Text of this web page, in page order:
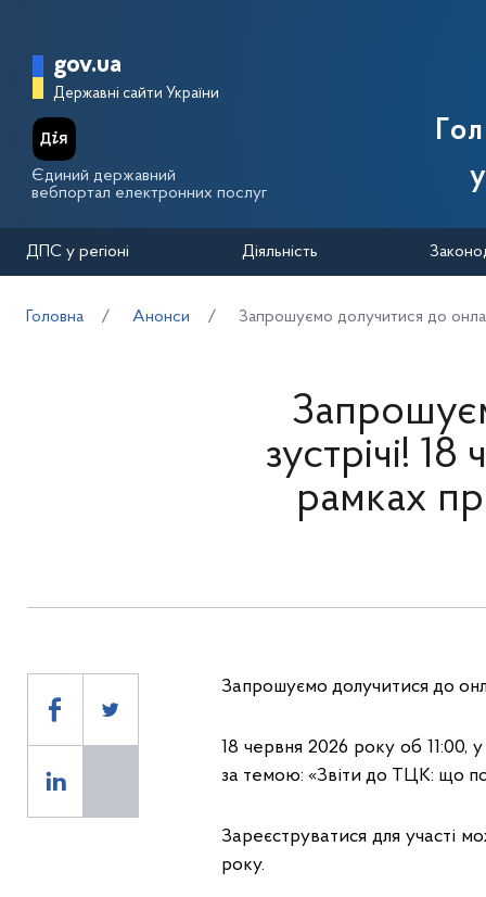
Головна сторінка Державної
gov.ua
Державні сайти України
Єдиний державний
вебпортал електронних послуг
ДПС у регіоні Діяльність
Головна Анонси Запрошуємо долучитися до
зустрічі!
рамках
Запрошуємо долучитися до
18 червня 2026 року об 11:00,
за темою: «Звіти до ТЦК: що
Зареєструватися для участі
року.